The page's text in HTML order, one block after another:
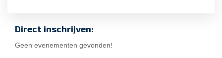
Direct inschrijven:
Geen evenementen gevonden!